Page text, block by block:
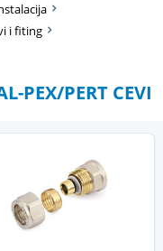
i fiting
PEX/PERT CEVI